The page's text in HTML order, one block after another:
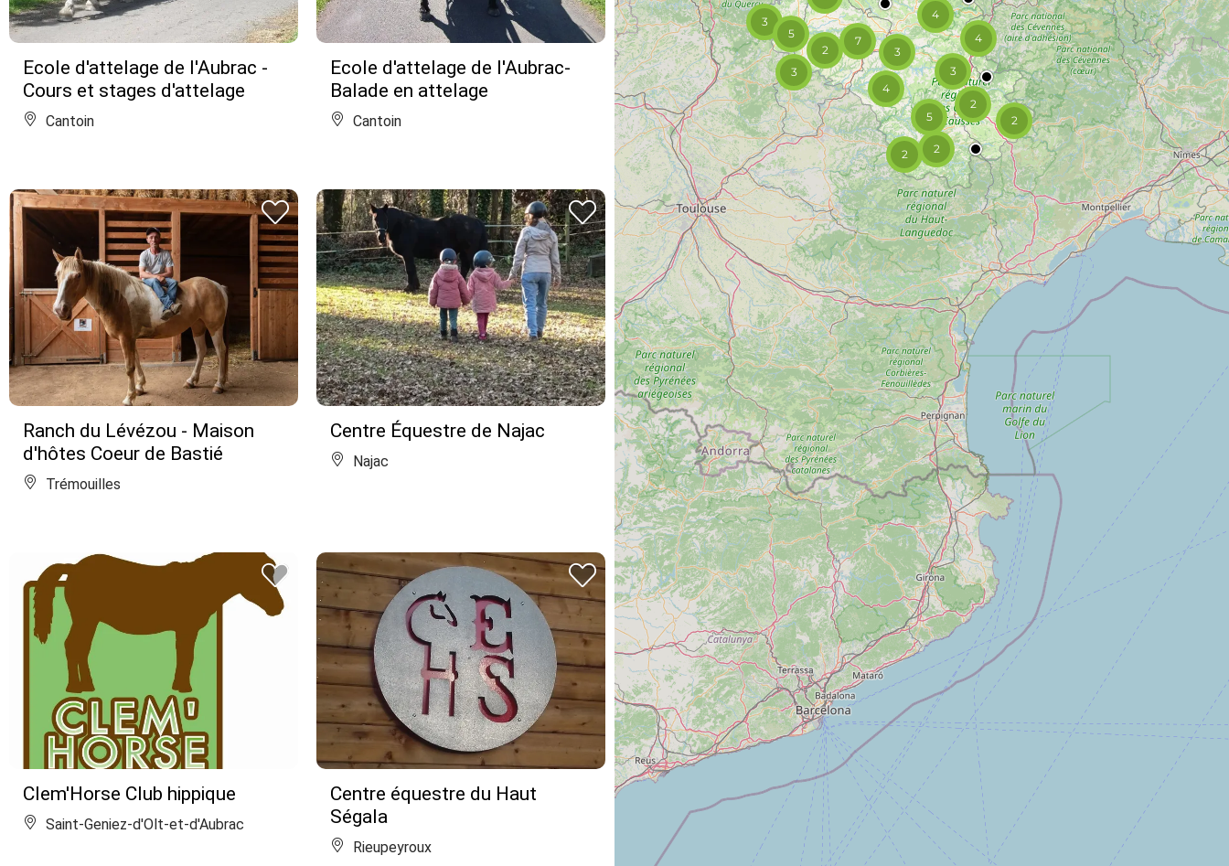
Ecole d'attelage de l'Aubrac -
Cours et stages d'attelage
Cantoin
Ecole d'attelage de l'Aubrac-
Balade en attelage
Cantoin
Ranch du Lévézou - Maison
d'hôtes Coeur de Bastié
Trémouilles
Centre Équestre de Najac
Najac
Clem'Horse Club hippique
Saint-Geniez-d'Olt-et-d'Aubrac
Centre équestre du Haut
Ségala
Rieupeyroux
2
5 4
2
2
5
7
3
3
2
3
4
4
2
3